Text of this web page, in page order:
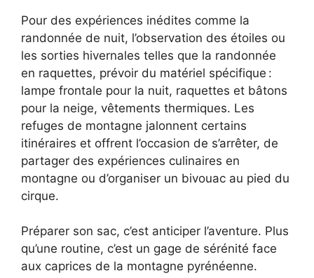
Pour des expériences inédites comme la
randonnée de nuit, l’observation des étoiles ou
les sorties hivernales telles que la randonnée
en raquettes, prévoir du matériel spécifique :
lampe frontale pour la nuit, raquettes et bâtons
pour la neige, vêtements thermiques. Les
refuges de montagne jalonnent certains
itinéraires et offrent l’occasion de s’arrêter, de
partager des expériences culinaires en
montagne ou d’organiser un bivouac au pied du
cirque.
Préparer son sac, c’est anticiper l’aventure. Plus
qu’une routine, c’est un gage de sérénité face
aux caprices de la montagne pyrénéenne.